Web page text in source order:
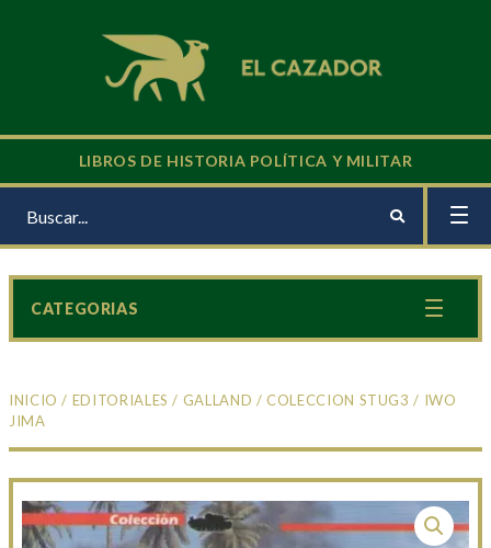
LIBROS DE HISTORIA POLÍTICA Y MILITAR
INICIO / EDITORIALES / GALLAND /COLECCION STUG3 / IWO
JIMA
CATEGORIAS